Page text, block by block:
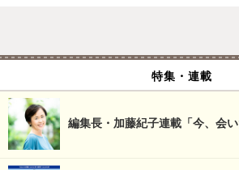
特集・連載
編集長・加藤紀子連載「今、会い